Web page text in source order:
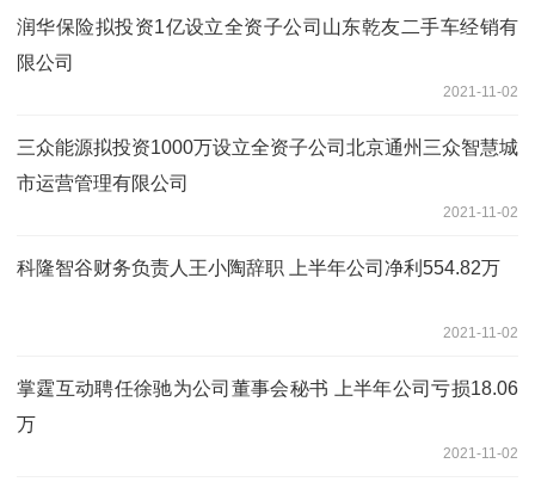
润华保险拟投资1亿设立全资子公司山东乾友二手车经销有
限公司
2021-11-02
三众能源拟投资1000万设立全资子公司北京通州三众智慧城
市运营管理有限公司
2021-11-02
科隆智谷财务负责人王小陶辞职 上半年公司净利554.82万
2021-11-02
掌霆互动聘任徐驰为公司董事会秘书 上半年公司亏损18.06
万
2021-11-02